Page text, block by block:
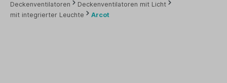
Deckenventilatoren
Deckenventilatoren mit Licht
mit integrierter Leuchte
Arcot